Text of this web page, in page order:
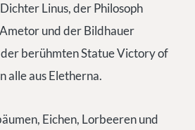
Linus, der Philosoph
und der Bildhauer
berühmten Statue Victory of
alle aus Eletherna.
Eichen, Lorbeeren und